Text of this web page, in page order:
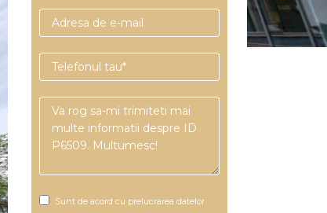
Sunt de acord cu prelucrarea datelor